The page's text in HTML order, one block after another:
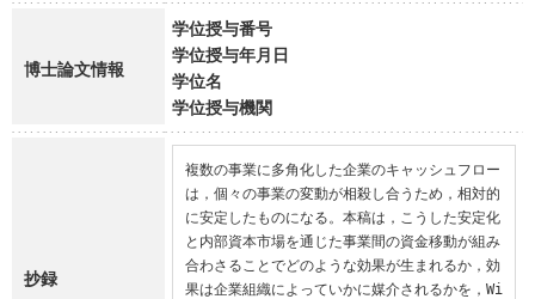
博士論文情報
学位授与番号
学位授与年月日
学位名
学位授与機関
抄録
複数の事業に多角化した企業のキャッシュフロー
は，個々の事業の変動が相殺し合うため，相対的
に安定したものになる。本稿は，こうした安定化
と内部資本市場を通じた事業間の資金移動が組み
合わさることでどのような効果が生まれるか，効
果は企業組織によっていかに媒介されるかを，Wi